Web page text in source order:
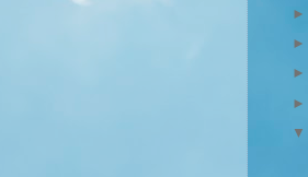
►
►
►
►
▼